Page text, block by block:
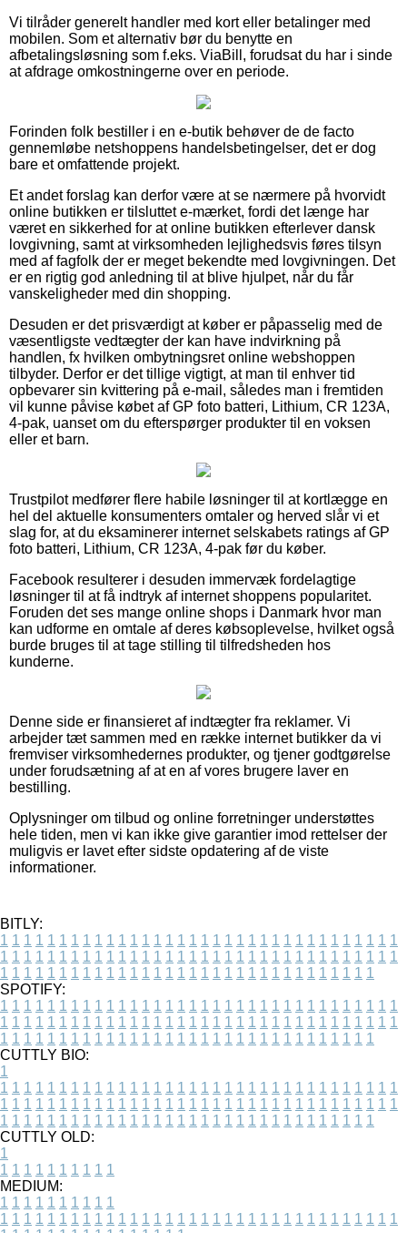
Vi tilråder generelt handler med kort eller betalinger med
mobilen. Som et alternativ bør du benytte en
afbetalingsløsning som f.eks. ViaBill, forudsat du har i sinde
at afdrage omkostningerne over en periode.
Forinden folk bestiller i en e-butik behøver de de facto
gennemløbe netshoppens handelsbetingelser, det er dog
bare et omfattende projekt.
Et andet forslag kan derfor være at se nærmere på hvorvidt
online butikken er tilsluttet e-mærket, fordi det længe har
været en sikkerhed for at online butikken efterlever dansk
lovgivning, samt at virksomheden lejlighedsvis føres tilsyn
med af fagfolk der er meget bekendte med lovgivningen. Det
er en rigtig god anledning til at blive hjulpet, når du får
vanskeligheder med din shopping.
Desuden er det prisværdigt at køber er påpasselig med de
væsentligste vedtægter der kan have indvirkning på
handlen, fx hvilken ombytningsret online webshoppen
tilbyder. Derfor er det tillige vigtigt, at man til enhver tid
opbevarer sin kvittering på e-mail, således man i fremtiden
vil kunne påvise købet af GP foto batteri, Lithium, CR 123A,
4-pak, uanset om du efterspørger produkter til en voksen
eller et barn.
Trustpilot medfører flere habile løsninger til at kortlægge en
hel del aktuelle konsumenters omtaler og herved slår vi et
slag for, at du eksaminerer internet selskabets ratings af GP
foto batteri, Lithium, CR 123A, 4-pak før du køber.
Facebook resulterer i desuden immervæk fordelagtige
løsninger til at få indtryk af internet shoppens popularitet.
Foruden det ses mange online shops i Danmark hvor man
kan udforme en omtale af deres købsoplevelse, hvilket også
burde bruges til at tage stilling til tilfredsheden hos
kunderne.
Denne side er finansieret af indtægter fra reklamer. Vi
arbejder tæt sammen med en række internet butikker da vi
fremviser virksomhedernes produkter, og tjener godtgørelse
under forudsætning af at en af vores brugere laver en
bestilling.
Oplysninger om tilbud og online forretninger understøttes
hele tiden, men vi kan ikke give garantier imod rettelser der
muligvis er lavet efter sidste opdatering af de viste
informationer.
BITLY:
1 1 1 1 1 1 1 1 1 1 1 1 1 1 1 1 1 1 1 1 1 1 1 1 1 1 1 1 1 1 1 1 1 1
1 1 1 1 1 1 1 1 1 1 1 1 1 1 1 1 1 1 1 1 1 1 1 1 1 1 1 1 1 1 1 1 1 1
1 1 1 1 1 1 1 1 1 1 1 1 1 1 1 1 1 1 1 1 1 1 1 1 1 1 1 1 1 1 1 1
SPOTIFY:
1 1 1 1 1 1 1 1 1 1 1 1 1 1 1 1 1 1 1 1 1 1 1 1 1 1 1 1 1 1 1 1 1 1
1 1 1 1 1 1 1 1 1 1 1 1 1 1 1 1 1 1 1 1 1 1 1 1 1 1 1 1 1 1 1 1 1 1
1 1 1 1 1 1 1 1 1 1 1 1 1 1 1 1 1 1 1 1 1 1 1 1 1 1 1 1 1 1 1 1
CUTTLY BIO:
1
1 1 1 1 1 1 1 1 1 1 1 1 1 1 1 1 1 1 1 1 1 1 1 1 1 1 1 1 1 1 1 1 1 1
1 1 1 1 1 1 1 1 1 1 1 1 1 1 1 1 1 1 1 1 1 1 1 1 1 1 1 1 1 1 1 1 1 1
1 1 1 1 1 1 1 1 1 1 1 1 1 1 1 1 1 1 1 1 1 1 1 1 1 1 1 1 1 1 1 1
CUTTLY OLD:
1
1 1 1 1 1 1 1 1 1 1
MEDIUM:
1 1 1 1 1 1 1 1 1 1
1 1 1 1 1 1 1 1 1 1 1 1 1 1 1 1 1 1 1 1 1 1 1 1 1 1 1 1 1 1 1 1 1 1